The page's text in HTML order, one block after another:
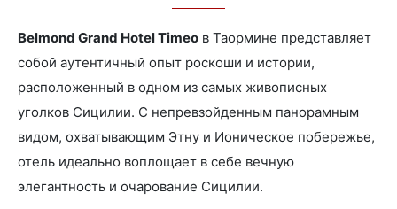
Belmond Grand Hotel Timeo в Таормине представляет
собой аутентичный опыт роскоши и истории,
расположенный в одном из самых живописных
уголков Сицилии. С непревзойденным панорамным
видом, охватывающим Этну и Ионическое побережье,
отель идеально воплощает в себе вечную
элегантность и очарование Сицилии.